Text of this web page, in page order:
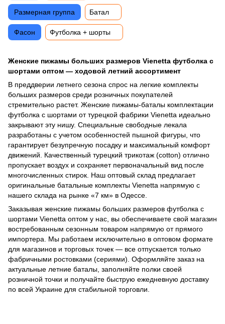
Женские пижамы больших размеров Vienetta футболка с
шортами оптом — ходовой летний ассортимент
В преддверии летнего сезона спрос на легкие комплекты
больших размеров среди розничных покупателей
стремительно растет. Женские пижамы-баталы комплектации
футболка с шортами от турецкой фабрики Vienetta идеально
закрывают эту нишу. Специальные свободные лекала
разработаны с учетом особенностей пышной фигуры, что
гарантирует безупречную посадку и максимальный комфорт
движений. Качественный турецкий трикотаж (cotton) отлично
пропускает воздух и сохраняет первоначальный вид после
многочисленных стирок. Наш оптовый склад предлагает
оригинальные батальные комплекты Vienetta напрямую с
нашего склада на рынке «7 км» в Одессе.
Заказывая женские пижамы больших размеров футболка с
шортами Vienetta оптом у нас, вы обеспечиваете свой магазин
востребованным сезонным товаром напрямую от прямого
импортера. Мы работаем исключительно в оптовом формате
для магазинов и торговых точек — все отпускается только
фабричными ростовками (сериями). Оформляйте заказ на
актуальные летние баталы, заполняйте полки своей
розничной точки и получайте быструю ежедневную доставку
по всей Украине для стабильной торговли.
Размерная группа Батал
Фасон Футболка + шорты